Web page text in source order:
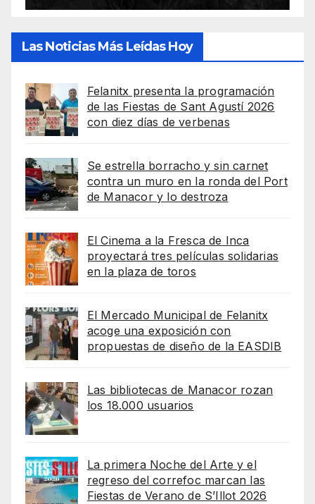
Las Noticias Más Leídas Hoy
Felanitx presenta la programación
de las Fiestas de Sant Agustí 2026
con diez días de verbenas
Se estrella borracho y sin carnet
contra un muro en la ronda del Port
de Manacor y lo destroza
El Cinema a la Fresca de Inca
proyectará tres películas solidarias
en la plaza de toros
El Mercado Municipal de Felanitx
acoge una exposición con
propuestas de diseño de la EASDIB
Las bibliotecas de Manacor rozan
los 18.000 usuarios
La primera Noche del Arte y el
regreso del correfoc marcan las
Fiestas de Verano de S’Illot 2026